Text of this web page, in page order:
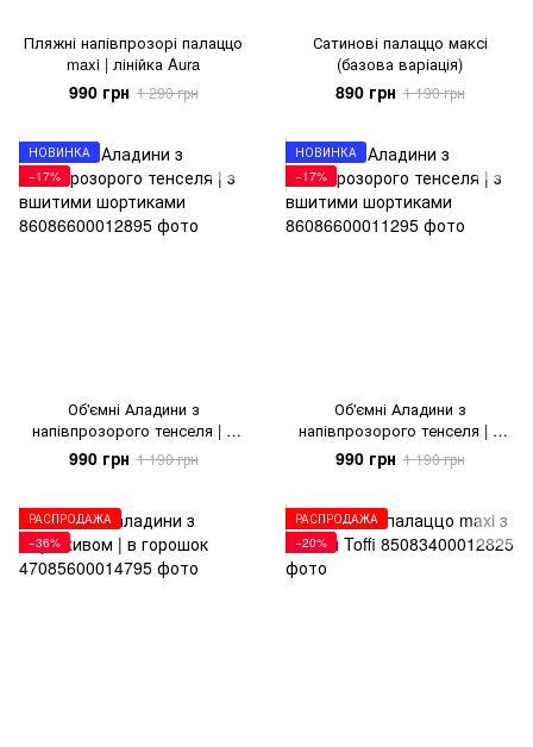
Пляжні напівпрозорі палаццо
maxi | лінійка Aura
990 грн 1 290 грн
Сатинові палаццо максі
(базова варіація)
890 грн 1 190 грн
НОВИНКА
−17%
Об'ємні Аладини з
напівпрозорого тенселя | з
вшитими шортиками
990 грн 1 190 грн
НОВИНКА
−17%
Об'ємні Аладини з
напівпрозорого тенселя | з
вшитими шортиками
990 грн 1 190 грн
РАСПРОДАЖА
−36%
РАСПРОДАЖА
−20%